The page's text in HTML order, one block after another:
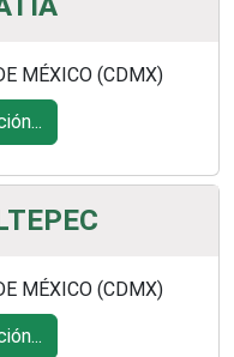
MÉXICO (CDMX)
MÉXICO (CDMX)